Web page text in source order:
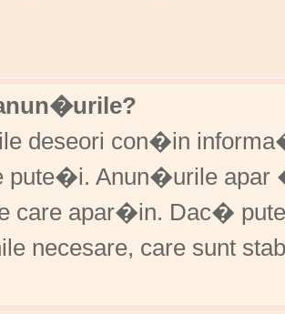
deseori con�in
pute�i. Anun�urile
care apar�in. Dac�
necesare, care sunt